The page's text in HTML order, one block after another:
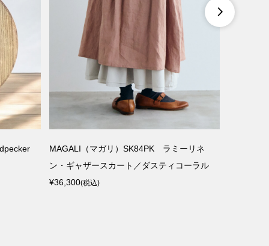
MAGALI（マガリ）SK84PK ラミーリネ
ン・ギャザースカート／ダスティコーラル
¥36,300(税込)
